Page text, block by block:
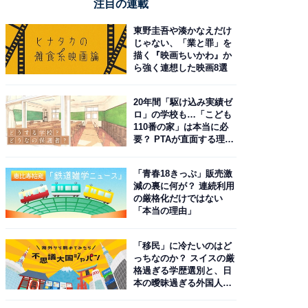
注目の連載
東野圭吾や湊かなえだけ
じゃない、「業と罪」を
描く『映画ちいかわ』か
ら強く連想した映画8選
20年間「駆け込み実績ゼ
ロ」の学校も…「こども
110番の家」は本当に必
要？ PTAが直面する理想
「青春18きっぷ」販売激
減の裏に何が？ 連続利用
の厳格化だけではない
「本当の理由」
「移民」に冷たいのはど
っちなのか？ スイスの厳
格過ぎる学歴選別と、日
本の曖昧過ぎる外国人政